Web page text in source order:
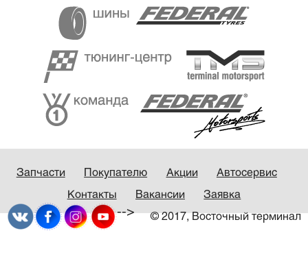
Запчасти Покупателю Акции Автосервис
Контакты Вакансии Заявка
© 2017, Восточный терминал
-->